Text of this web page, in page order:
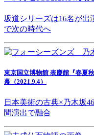
坂道シリーズは16名が出
で次の時代へ
東京国立博物館 表慶館『春夏
幕（2021.9.4）
日本美術の古典×乃木坂
間演出で融合